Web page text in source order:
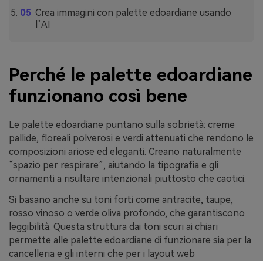
Crea immagini con palette edoardiane usando
l’AI
Perché le palette edoardiane
funzionano così bene
Le palette edoardiane puntano sulla sobrietà: creme
pallide, floreali polverosi e verdi attenuati che rendono le
composizioni ariose ed eleganti. Creano naturalmente
“spazio per respirare”, aiutando la tipografia e gli
ornamenti a risultare intenzionali piuttosto che caotici.
Si basano anche su toni forti come antracite, taupe,
rosso vinoso o verde oliva profondo, che garantiscono
leggibilità. Questa struttura dai toni scuri ai chiari
permette alle palette edoardiane di funzionare sia per la
cancelleria e gli interni che per i layout web